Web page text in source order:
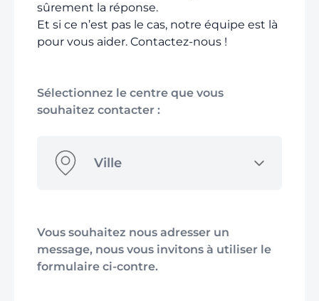
sûrement la réponse.
Et si ce n’est pas le cas, notre équipe est là
pour vous aider. Contactez-nous !
Sélectionnez le centre que vous
souhaitez contacter :
Ville
Vous souhaitez nous adresser un
message, nous vous invitons à utiliser le
formulaire ci-contre.